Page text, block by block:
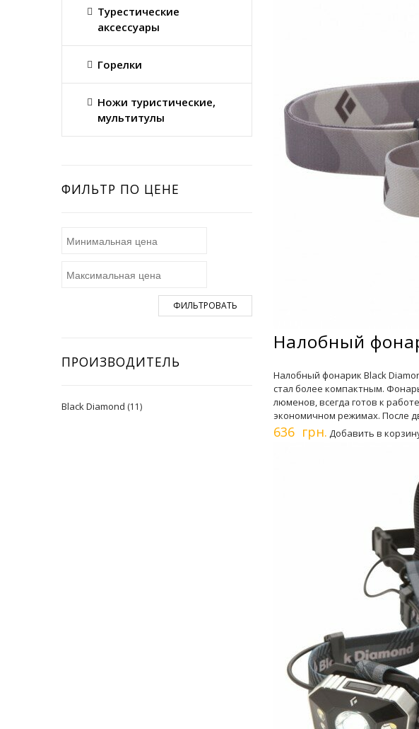
Турестические
аксессуары
Горелки
Ножи туристические,
мультитулы
ФИЛЬТР ПО ЦЕНЕ
ФИЛЬТРОВАТЬ
ПРОИЗВОДИТЕЛЬ
Black Diamond (11)
Налобный
Налобный фонарик Black
стал более компактным.
люменов, всегда готов к
экономичном режимах. После
636 грн. Добавить в